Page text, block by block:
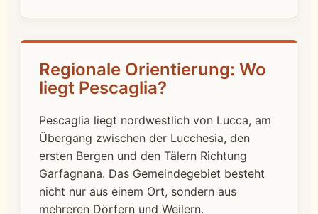
Regionale Orientierung: Wo
liegt Pescaglia?
Pescaglia liegt nordwestlich von Lucca, am
Übergang zwischen der Lucchesia, den
ersten Bergen und den Tälern Richtung
Garfagnana. Das Gemeindegebiet besteht
nicht nur aus einem Ort, sondern aus
mehreren Dörfern und Weilern.